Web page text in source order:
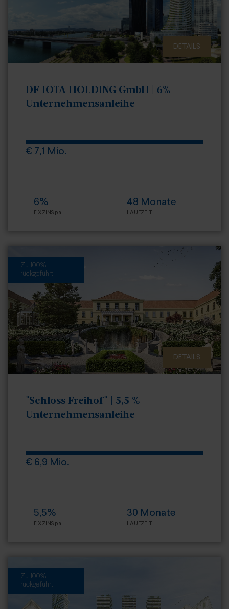
DETAILS
DF IOTA HOLDING GmbH | 6%
Unternehmensanleihe
€ 7,1 Mio.
6%
FIXZINS p.a.
48 Monate
LAUFZEIT
Zu 100%
rückgeführt
DETAILS
"Schloss Freihof" | 5,5 %
Unternehmensanleihe
€ 6,9 Mio.
5,5%
FIXZINS p.a.
30 Monate
LAUFZEIT
Zu 100%
rückgeführt